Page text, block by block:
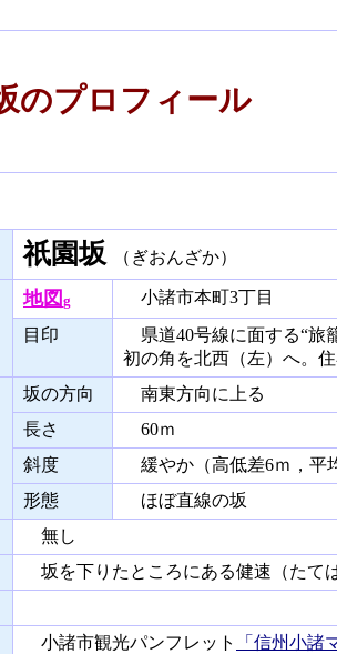
プロフィール
祇園坂 （ぎおんざか）
地図 g
小諸市本町3丁目
目印
県道40号線に面する“旅
初の角を北西（左）へ。
坂の方向
南東方向に上る
長さ
60ｍ
斜度
緩やか（高低差6ｍ，平
形態
ほぼ直線の坂
無し
坂を下りたところにある健速（たて
小諸市観光パンフレット
「信州小諸